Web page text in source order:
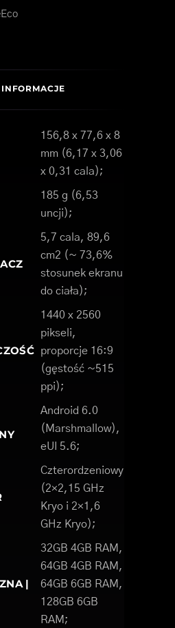
156,8 x 77,6 x 8
mm (6,17 x 3,06
x 0,31 cala);
185 g (6,53
uncji);
5,7 cala, 89,6
cm2 (~ 73,6%
stosunek ekranu
do ciała);
1440 x 2560
pikseli,
proporcje 16:9
(gęstość ~515
ppi);
Android 6.0
(Marshmallow),
eUI 5.6;
Czterordzeniowy
(2×2,15 GHz
Kryo i 2×1,6
GHz Kryo);
|
32GB 4GB RAM,
64GB 4GB RAM,
64GB 6GB RAM,
128GB 6GB
RAM;